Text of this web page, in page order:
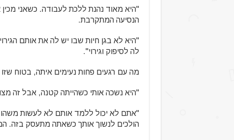
"היא מאוד נהנת ללכת לעבודה. כשאני
הנסיעה המתקרבת.
"היא לא בגן חיות שבו יש לה את אותם
לה לסיפוק וגירוי".
מה עם רגעים פחות נעימים איתה, בטוח
"היא נשכה אותי כשהייתה קטנה, אבל זה
"אתם לא יכול ללמד אותם לא לעשות
הולכים לנשוך אותך כשאתה מתעסק בזה.